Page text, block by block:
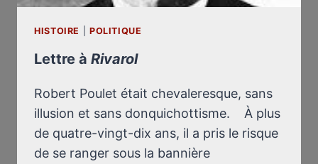
HISTOIRE POLITIQUE
Lettre à Rivarol
Robert Poulet était chevaleresque, sans
illusion et sans donquichottisme. À plus
de quatre-vingt-dix ans, il a pris le risque
de se ranger sous la bannière